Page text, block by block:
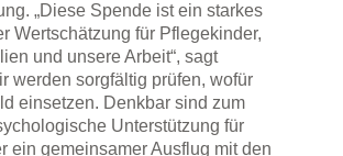
„Diese Spende ist ein starkes
Wertschätzung für Pflegekinder,
und unsere Arbeit“, sagt
werden sorgfältig prüfen, wofür
einsetzen. Denkbar sind zum
Unterstützung für
ein gemeinsamer Ausflug mit den